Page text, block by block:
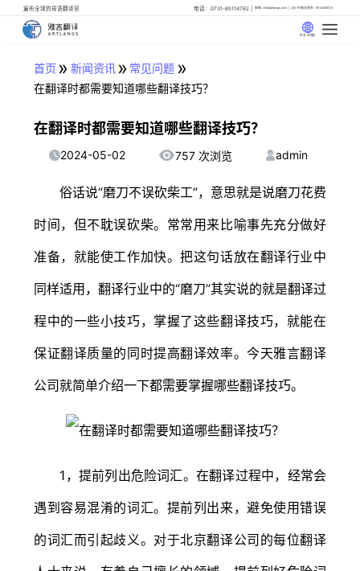
遍布全球的母语翻译官 电话：0731-85114762 邮箱: info@artlangs.com 24小时翻译管家: 18142666316
中文 (中国)
首页 » 新闻资讯» 常见问题 »
在翻译时都需要知道哪些翻译技巧？
在翻译时都需要知道哪些翻译技巧？
2024-05-02 757 次浏览 admin
俗话说“磨刀不误砍柴工”，意思就是说磨刀花费
时间，但不耽误砍柴。常常用来比喻事先充分做好
准备，就能使工作加快。把这句话放在翻译行业中
同样适用，翻译行业中的“磨刀”其实说的就是翻译过
程中的一些小技巧，掌握了这些翻译技巧，就能在
保证翻译质量的同时提高翻译效率。今天雅言翻译
公司就简单介绍一下都需要掌握哪些翻译技巧。
1，提前列出危险词汇。在翻译过程中，经常会
遇到容易混淆的词汇。提前列出来，避免使用错误
的词汇而引起歧义。对于北京翻译公司的每位翻译